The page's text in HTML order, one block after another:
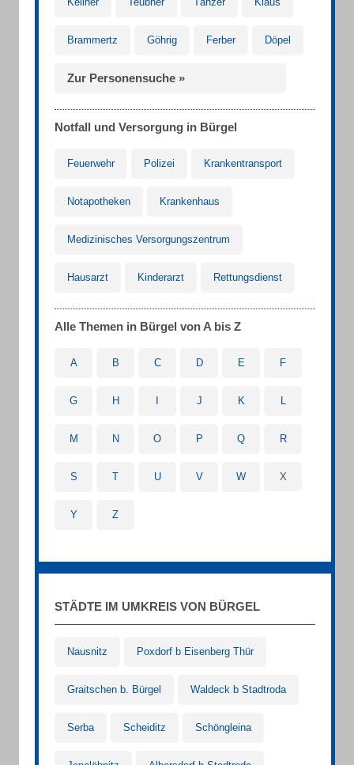
Brammertz Göhrig Ferber Döpel
Zur Personensuche »
Notfall und Versorgung in Bürgel
Feuerwehr Polizei Krankentransport
Notapotheken Krankenhaus
Medizinisches Versorgungszentrum
Hausarzt Kinderarzt Rettungsdienst
Alle Themen in Bürgel von A bis Z
A B C D E F
G H J K L
M N O P Q R
S T U V W X
Y Z
STÄDTE IM UMKREIS VON BÜRGEL
Nausnitz Poxdorf b Eisenberg Thür
Graitschen b. Bürgel Waldeck b Stadtroda
Serba Scheiditz Schöngleina